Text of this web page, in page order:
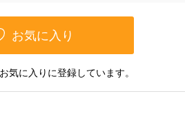
お気に入り
気に入りに登録しています。